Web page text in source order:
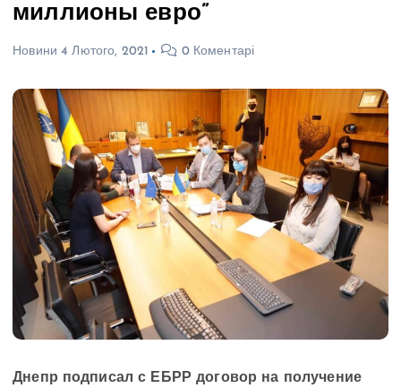
миллионы евро”
Новини 4 Лютого, 2021 0 Коментарі
Днепр подписал с ЕБРР договор на получение